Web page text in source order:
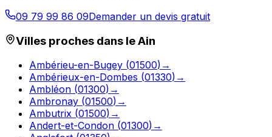
09 79 99 86 09Demander un devis gratuit
Villes proches dans leAin
Ambérieu-en-Bugey (01500) →
Ambérieux-en-Dombes (01330) →
Ambléon (01300) →
Ambronay (01500) →
Ambutrix (01500) →
Andert-et-Condon (01300) →